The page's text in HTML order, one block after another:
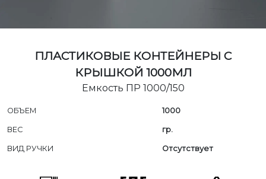
ПЛАСТИКОВЫЕ КОНТЕЙНЕРЫ С
КРЫШКОЙ 1000МЛ
Емкость ПР 1000/150
ОБЪЕМ 1000
ВЕС гр.
ВИД РУЧКИ Отсутствует